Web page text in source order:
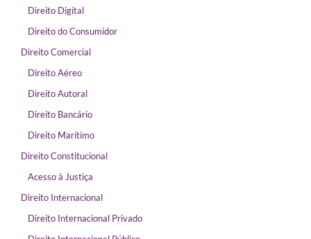
Direito Digital
Direito do Consumidor
Direito Comercial
Direito Aéreo
Direito Autoral
Direito Bancário
Direito Marítimo
Direito Constitucional
Acesso à Justiça
Direito Internacional
Direito Internacional Privado